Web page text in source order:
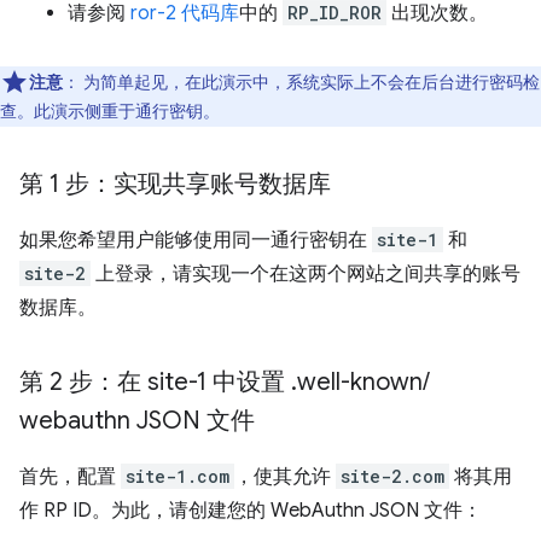
请参阅 ror-2 代码库中的 RP_ID_ROR 出现次数。
注意 ： 为简单起见，在此演示中，系统实际上不会在后台进行密码检
查。此演示侧重于通行密钥。
第 1 步：实现共享账号数据库
如果您希望用户能够使用同一通行密钥在 site-1 和
site-2 上登录，请实现一个在这两个网站之间共享的账号
数据库。
第 2 步：在 site-1 中设置 .well-known/
webauthn JSON 文件
首先，配置 site-1.com ，使其允许 site-2.com 将其用
作 RP ID。为此，请创建您的 WebAuthn JSON 文件：